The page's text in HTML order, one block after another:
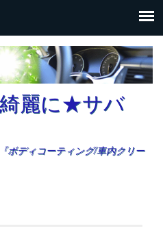
麗に★サバ
ボディコーティング/車内クリー